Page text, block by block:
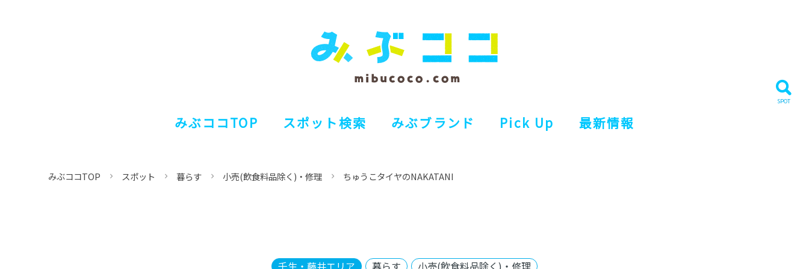
みぶココTOP スポット検索 みぶブランド Pick Up 最新情報
みぶココTOP スポット 暮らす 小売(飲食料品除く)・修理 ちゅうこタイヤのNAKATANI
壬生・藤井エリア 暮らす 小売(飲食料品除く)・修理